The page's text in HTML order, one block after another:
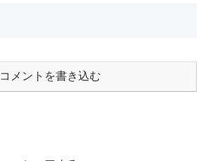
コメントを書き込む